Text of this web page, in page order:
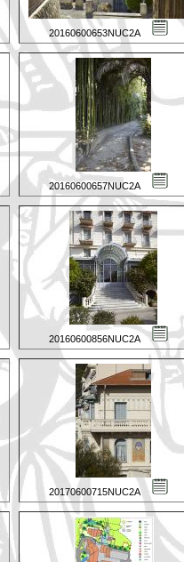
20160600653NUC2A
20160600657NUC2A
20160600856NUC2A
20170600715NUC2A